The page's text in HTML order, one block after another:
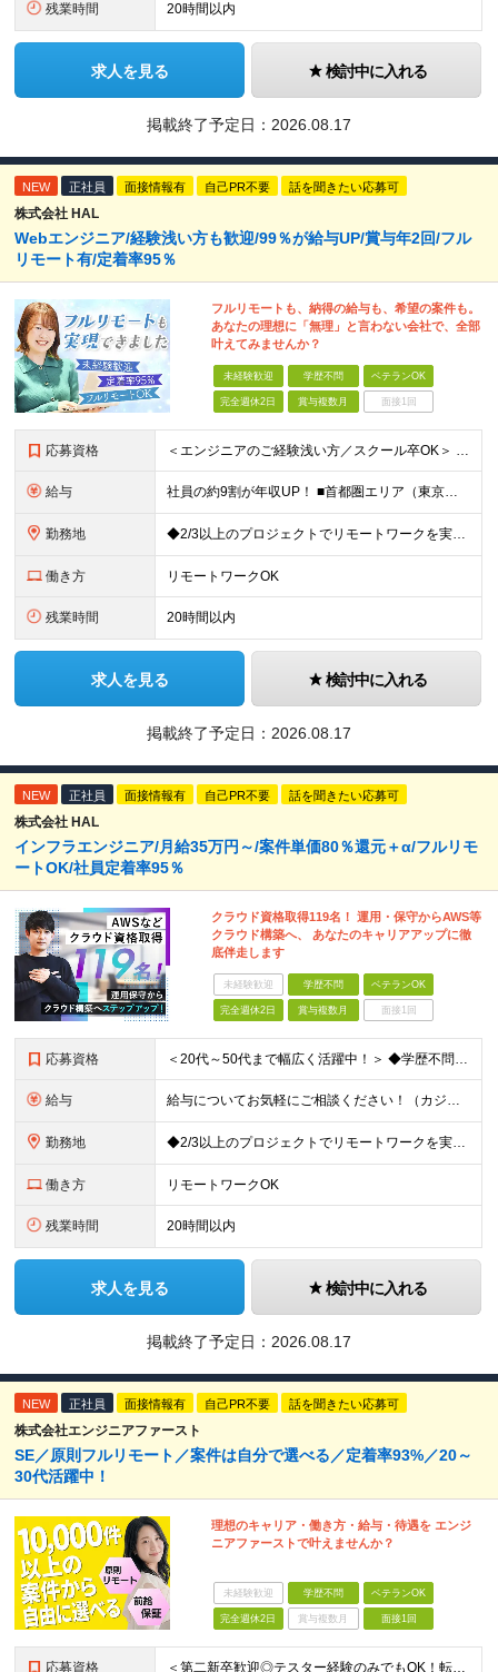
残業時間 20時間以内
求人を見る 検討中に入れる
掲載終了予定日： 2026.08.17
NEW 正社員 面接情報有 自己PR不要 話を聞きたい応募可
株式会社 HAL
Webエンジニア/経験浅い方も歓迎/99％が給与UP/賞与年2回/フル
リモート有/定着率95％
フルリモートも、納得の給与も、希望の案件も。
あなたの理想に「無理」と言わない会社で、全部
叶えてみませんか？
未経験歓迎 学歴不問 ベテランOK
完全週休2日 賞与複数月 面接1回
応募資格 ＜エンジニアのご経験浅い方／スクール卒OK＞ ◆学歴不問 ◆未経験OK ＜こんな方は大歓迎！＞ ◎今の収入に不満がある方 ◎新しい言語・スキルに挑戦したい方 ◎腰を据えて活躍したい方 ◎頑張りを評価
給与 社員の約9割が年収UP！ ■首都圏エリア（東京、神奈川、千葉、埼玉勤務） 月給25万円～26万円（固定残業代含む） ※固定残業代は、時間外労働の有無に関わらず17時間分を30,000円～31,200
勤務地 ◆2/3以上のプロジェクトでリモートワークを実施中！ ≪自社拠点≫ ・東京本社／東京都千代田区丸の内二丁目6番1号 丸の内パークビルディング6階 ・関西支社／⼤阪府⼤阪市中央区安⼟町2-3-13 ⼤
働き方 リモートワークOK
残業時間 20時間以内
求人を見る 検討中に入れる
掲載終了予定日： 2026.08.17
NEW 正社員 面接情報有 自己PR不要 話を聞きたい応募可
株式会社 HAL
インフラエンジニア/月給35万円～/案件単価80％還元＋α/フルリモ
ートOK/社員定着率95％
クラウド資格取得119名！ 運用・保守からAWS等
クラウド構築へ、 あなたのキャリアアップに徹
底伴走します
未経験歓迎 学歴不問 ベテランOK
完全週休2日 賞与複数月 面接1回
応募資格 ＜20代～50代まで幅広く活躍中！＞ ◆学歴不問 ◆何らかのインフラ関連の実務経験 ★経験年数不問/運用監視レベルも歓迎 ＜こんな方は大歓迎！＞ ◎今の収入に不満がある ◎もっと上流の案件で活躍した
給与 給与についてお気軽にご相談ください！（カジュアル面談可能） 月給35万円～＋各種手当＋賞与2回 ※固定残業代は、時間外労働の有無に関わらず40時間分を87,500円～支給 ※超過分は別途支給 ※試用
勤務地 ◆2/3以上のプロジェクトでリモートワークを実施中！ ≪自社拠点≫ ・東京本社／東京都千代田区丸の内二丁目6番1号 丸の内パークビルディング6階 ・関西支社／⼤阪府⼤阪市中央区安⼟町2-3-13 ⼤
働き方 リモートワークOK
残業時間 20時間以内
求人を見る 検討中に入れる
掲載終了予定日： 2026.08.17
NEW 正社員 面接情報有 自己PR不要 話を聞きたい応募可
株式会社エンジニアファースト
SE／原則フルリモート／案件は自分で選べる／定着率93%／20～
30代活躍中！
理想のキャリア・働き方・給与・待遇を エンジ
ニアファーストで叶えませんか？
未経験歓迎 学歴不問 ベテランOK
完全週休2日 賞与複数月 面接1回
応募資格 ＜第二新卒歓迎◎テスター経験のみでもOK！転職回数不問＞ ■学歴不問 ■ブランクOK ■エンジニアとしての実務経験が1年以上ある方 └開発、インフラ、工程、言語は一切不問！ ※未経験も若干名募集して